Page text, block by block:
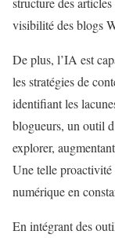
visibilité des blogs
De plus, l’IA est
les stratégies de
identifiant les
blogueurs, un outil
explorer,
Une telle proactivité
numérique en
En intégrant des